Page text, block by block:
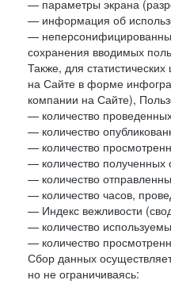
— параметры экрана
— информация об
—
сохранения вводимых
Также, для
на Сайте в форме
компании на Сайте),
— количество
— количество
— количество
— количество полученных
— количество
— количество часов,
— Индекс вежливости
— количество
— количество
Сбор данных
но не ограничиваясь: